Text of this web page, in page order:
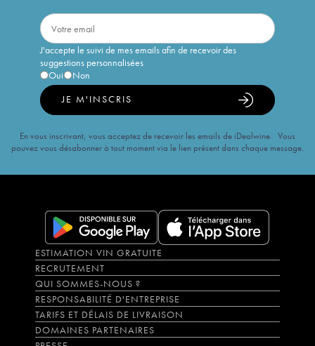
J'accepte le suivi de mes emails afin de recevoir des
suggestions personnalisées
Oui
Non
JE M'INSCRIS
En vous inscrivant, vous acceptez de recevoir les emails de iDealwine. Vous
pouvez vous désabonner à tout moment via le lien présent dans chaque message.
ESTIMATION VIN GRATUITE
RECRUTEMENT
QUI SOMMES-NOUS ?
RESPONSABILITÉ D'ENTREPRISE
TARIFS ET DÉLAIS DE LIVRAISON
DOMAINES PARTENAIRES